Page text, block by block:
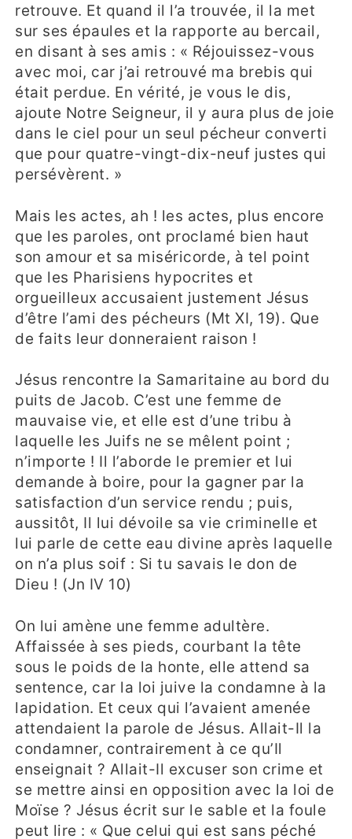
retrouve. Et quand il l’a trouvée, il la met
sur ses épaules et la rapporte au bercail,
en disant à ses amis : « Réjouissez-vous
avec moi, car j’ai retrouvé ma brebis qui
était perdue. En vérité, je vous le dis,
ajoute Notre Seigneur, il y aura plus de joie
dans le ciel pour un seul pécheur converti
que pour quatre-vingt-dix-neuf justes qui
persévèrent. »
Mais les actes, ah ! les actes, plus encore
que les paroles, ont proclamé bien haut
son amour et sa miséricorde, à tel point
que les Pharisiens hypocrites et
orgueilleux accusaient justement Jésus
d’être l’ami des pécheurs (Mt XI, 19). Que
de faits leur donneraient raison !
Jésus rencontre la Samaritaine au bord du
puits de Jacob. C’est une femme de
mauvaise vie, et elle est d’une tribu à
laquelle les Juifs ne se mêlent point ;
n’importe ! Il l’aborde le premier et lui
demande à boire, pour la gagner par la
satisfaction d’un service rendu ; puis,
aussitôt, Il lui dévoile sa vie criminelle et
lui parle de cette eau divine après laquelle
on n’a plus soif : Si tu savais le don de
Dieu ! (Jn IV 10)
On lui amène une femme adultère.
Affaissée à ses pieds, courbant la tête
sous le poids de la honte, elle attend sa
sentence, car la loi juive la condamne à la
lapidation. Et ceux qui l’avaient amenée
attendaient la parole de Jésus. Allait-Il la
condamner, contrairement à ce qu’Il
enseignait ? Allait-Il excuser son crime et
se mettre ainsi en opposition avec la loi de
Moïse ? Jésus écrit sur le sable et la foule
peut lire : « Que celui qui est sans péché